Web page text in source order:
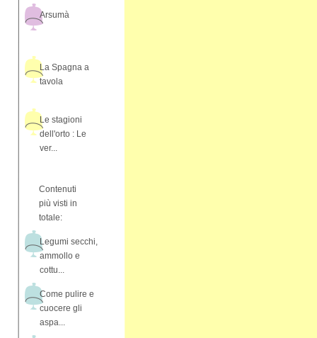
Arsumà
La Spagna a
tavola
Le stagioni
dell'orto : Le
ver...
Contenuti
più visti in
totale:
Legumi secchi,
ammollo e
cottu...
Come pulire e
cuocere gli
aspa...